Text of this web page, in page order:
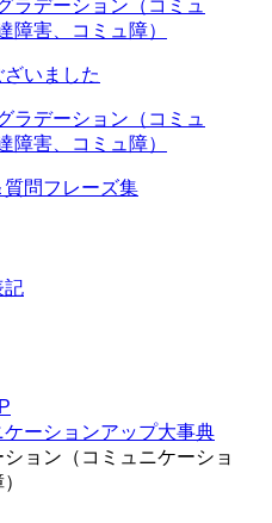
いました
質問フレーズ集
記
ーションアップ大事典
ョン（コミュニケーショ